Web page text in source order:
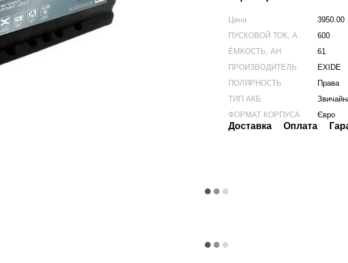
Цена
3950.00
ПУСКОВОЙ ТОК, А
600
ЁМКОСТЬ, АH
61
ПРОИЗВОДИТЕЛЬ
EXIDE
ПОЛЯРНОСТЬ
Права
ТИП АКБ
ФОРМАТ КОРПУСА
Євро
Доставка Оплата